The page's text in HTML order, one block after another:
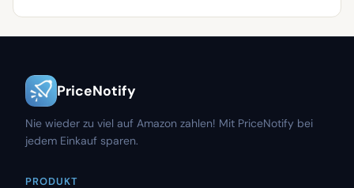
PriceNotify
Nie wieder zu viel auf Amazon zahlen! Mit PriceNotify bei
jedem Einkauf sparen.
PRODUKT